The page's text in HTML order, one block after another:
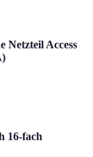
Netzteil Access
16-fach